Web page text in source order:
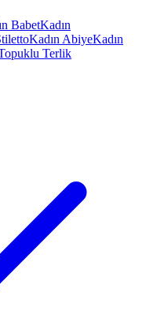
BabetKadın
Kadın AbiyeKadın
Terlik